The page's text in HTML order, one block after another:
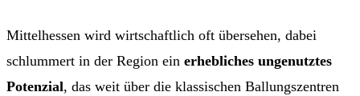
Mittelhessen wird wirtschaftlich oft übersehen, dabei
schlummert in der Region ein erhebliches ungenutztes
Potenzial, das weit über die klassischen Ballungszentren